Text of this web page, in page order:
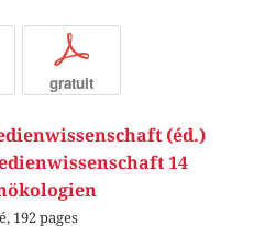
p
gratuit
(éd.)
14
192 pages